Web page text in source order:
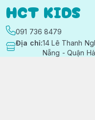
HCT KIDS
091 736 8479
Địa chỉ:14 Lê Thanh
Nẵng - Quận